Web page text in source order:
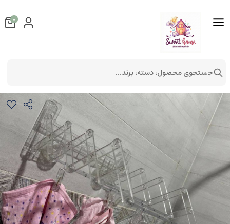
0
جستجوی محصول، دسته، برند...